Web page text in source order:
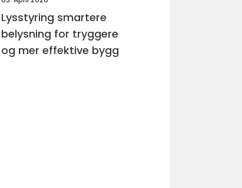
Lysstyring smartere
belysning for tryggere
og mer effektive bygg